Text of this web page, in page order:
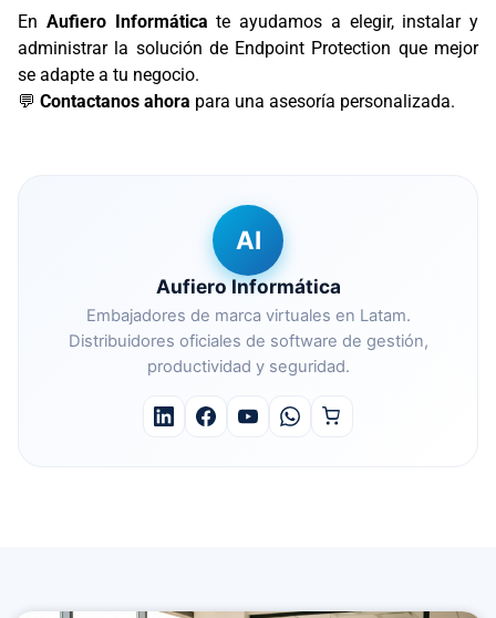
En Aufiero Informática te ayudamos a elegir, instalar y
administrar la solución de Endpoint Protection que mejor
se adapte a tu negocio.
💬 Contactanos ahora para una asesoría personalizada.
AI
Aufiero Informática
Embajadores de marca virtuales en Latam.
Distribuidores oficiales de software de gestión,
productividad y seguridad.